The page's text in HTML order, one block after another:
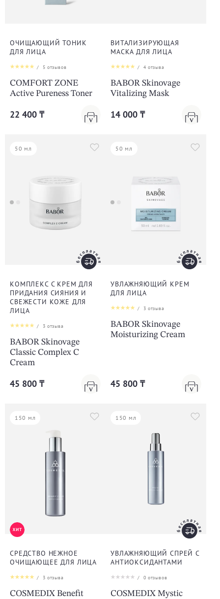
ОЧИЩАЮЩИЙ ТОНИК
ДЛЯ ЛИЦА
/ 5 отзывов
COMFORT ZONE
Active Pureness Toner
22 400 ₸
ВИТАЛИЗИРУЮЩАЯ
МАСКА ДЛЯ ЛИЦА
/ 4отзыва
BABOR Skinovage
Vitalizing Mask
14 000 ₸
50 мл
КОМПЛЕКС С КРЕМ ДЛЯ
ПРИДАНИЯ СИЯНИЯ И
СВЕЖЕСТИ КОЖЕ ДЛЯ
ЛИЦА
/ 3 отзыва
BABOR Skinovage
Classic Complex C
Cream
45 800 ₸
50 мл
УВЛАЖНЯЮЩИЙ КРЕМ
ДЛЯ ЛИЦА
/ 3 отзыва
BABOR Skinovage
Moisturizing Cream
45 800 ₸
150 мл
CРЕДСТВО НЕЖНОЕ
ОЧИЩАЮЩЕЕ ДЛЯ ЛИЦА
/ 3 отзыва
COSMEDIX Benefit
150 мл
УВЛАЖНЯЮЩИЙ СПРЕЙ С
АНТИОКСИДАНТАМИ
/ 0 отзывов
COSMEDIX Mystic